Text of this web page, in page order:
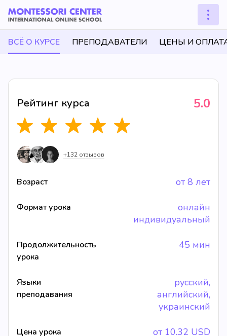
ВСЁ О КУРСЕ ПРЕПОДАВАТЕЛИ ЦЕНЫ И
Рейтинг курса 5.0
+132 отзывов
Возраст от 8 лет
Формат урока
онлайн
индивидуальный
Продолжительность
урока
45 мин
Языки
преподавания
русский,
английский,
украинский
Цена урока от 10.32 USD